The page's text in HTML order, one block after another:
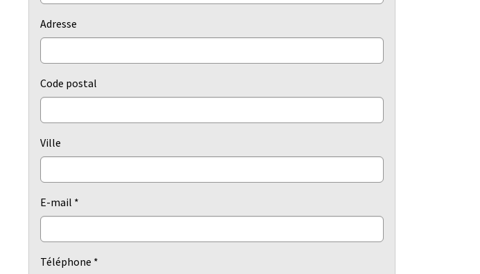
Adresse
Code postal
Ville
E-mail *
Téléphone *